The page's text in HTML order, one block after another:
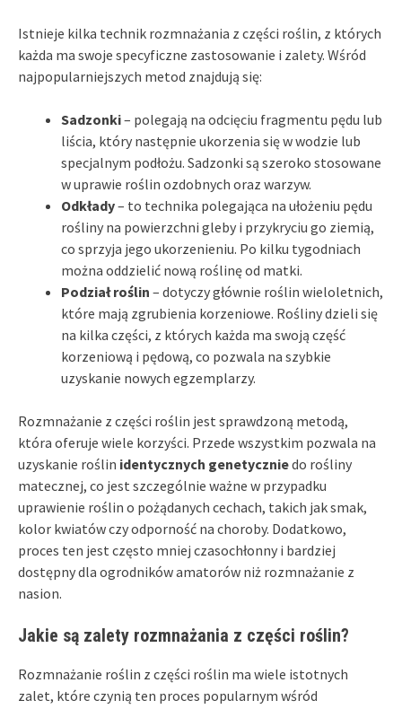
Istnieje kilka technik rozmnażania z części roślin, z których
każda ma swoje specyficzne zastosowanie i zalety. Wśród
najpopularniejszych metod znajdują się:
Sadzonki– polegają na odcięciu fragmentu pędu lub
liścia, który następnie ukorzenia się w wodzie lub
specjalnym podłożu. Sadzonki są szeroko stosowane
w uprawie roślin ozdobnych oraz warzyw.
Odkłady– to technika polegająca na ułożeniu pędu
rośliny na powierzchni gleby i przykryciu go ziemią,
co sprzyja jego ukorzenieniu. Po kilku tygodniach
można oddzielić nową roślinę od matki.
Podział roślin – dotyczy głównie roślin wieloletnich,
które mają zgrubienia korzeniowe. Rośliny dzieli się
na kilka części, z których każda ma swoją część
korzeniową i pędową, co pozwala na szybkie
uzyskanie nowych egzemplarzy.
Rozmnażanie z części roślin jest sprawdzoną metodą,
która oferuje wiele korzyści. Przede wszystkim pozwala na
uzyskanie roślin identycznych genetyczniedo rośliny
matecznej, co jest szczególnie ważne w przypadku
uprawienie roślin o pożądanych cechach, takich jak smak,
kolor kwiatów czy odporność na choroby. Dodatkowo,
proces ten jest często mniej czasochłonny i bardziej
dostępny dla ogrodników amatorów niż rozmnażanie z
nasion.
Jakie są zalety rozmnażania z części roślin?
Rozmnażanie roślin z części roślin ma wiele istotnych
zalet, które czynią ten proces popularnym wśród